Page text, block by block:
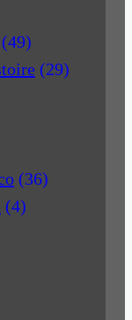
(49)
(29)
(36)
(4)